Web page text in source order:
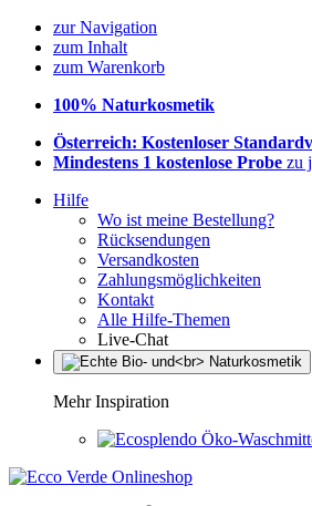
zur Navigation
zum Inhalt
zum Warenkorb
100% Naturkosmetik
Österreich: Kostenloser
Mindestens 1 kostenlose Probe zu
Hilfe
Wo ist meine Bestellung?
Rücksendungen
Versandkosten
Zahlungsmöglichkeiten
Kontakt
Alle Hilfe-Themen
Live-Chat
Mehr Inspiration
Öko-